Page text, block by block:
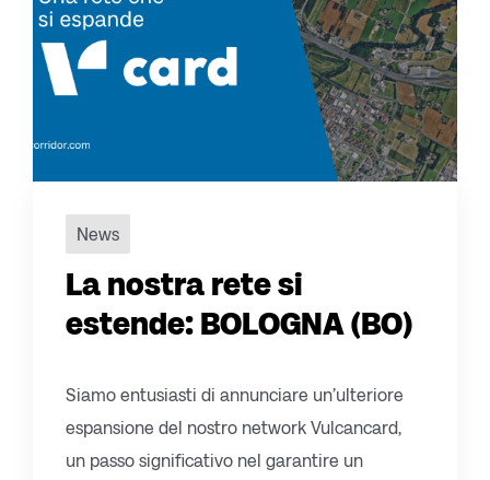
News
La nostra rete si
estende: BOLOGNA (BO)
Siamo entusiasti di annunciare un’ulteriore
espansione del nostro network Vulcancard,
un passo significativo nel garantire un